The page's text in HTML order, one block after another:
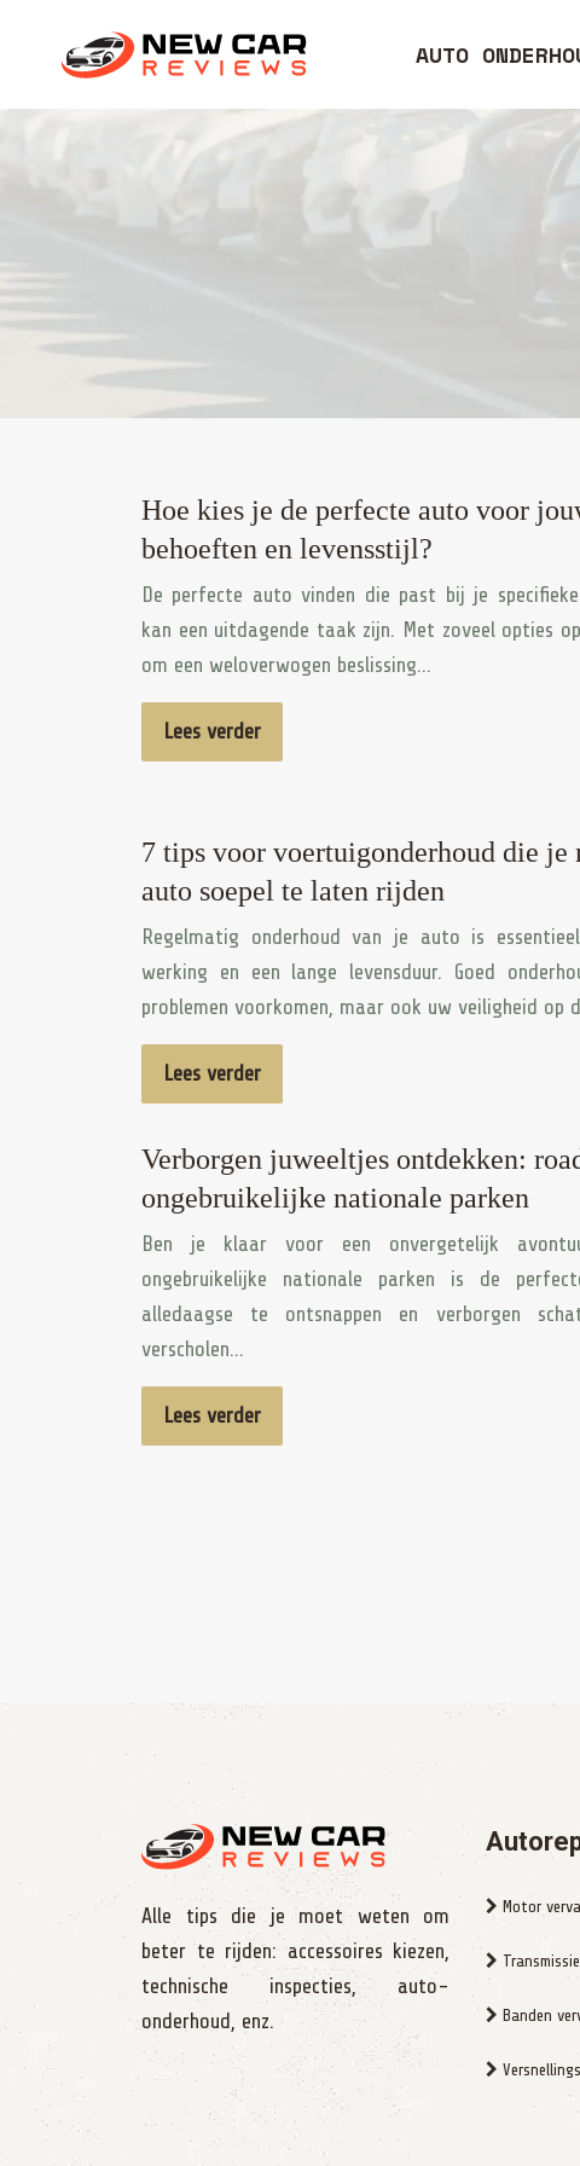
AUTO
Hoe kies je de perfecte auto voor
behoeften en levensstijl?
De perfecte auto vinden die past bij je
kan een uitdagende taak zijn. Met zoveel opties
om een weloverwogen beslissing…
Lees verder
7 tips voor voertuigonderhoud die je
auto soepel te laten rijden
Regelmatig onderhoud van je auto is
werking en een lange levensduur. Goed
problemen voorkomen, maar ook uw veiligheid op
Lees verder
Verborgen juweeltjes ontdekken:
ongebruikelijke nationale parken
Ben je klaar voor een onvergetelijk
ongebruikelijke nationale parken is de
alledaagse te ontsnappen en verborgen
verscholen…
Lees verder
Alle tips die je moet weten om
beter te rijden: accessoires kiezen,
technische inspecties, auto-
onderhoud, enz.
Motor
Banden